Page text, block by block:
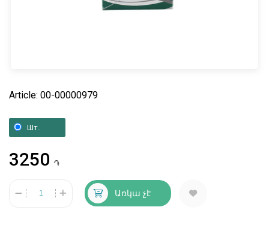
Article: 00-00000979
Шт.
3250 ֏
Առկա չէ